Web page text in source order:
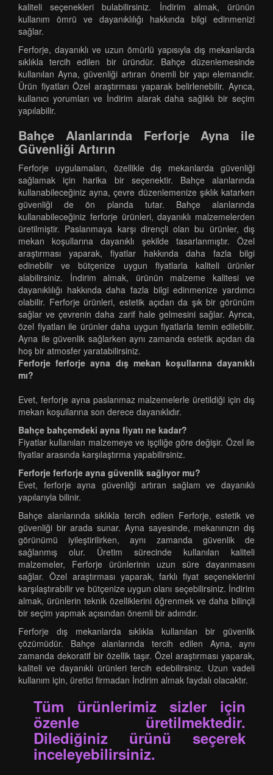
kaliteli seçenekleri bulabilirsiniz. İndirim almak, ürünün
kullanım ömrü ve dayanıklılığı hakkında bilgi edinmenizi
sağlar.
Ferforje, dayanıklı ve uzun ömürlü yapısıyla dış mekanlarda
sıklıkla tercih edilen bir üründür. Bahçe düzenlemesinde
kullanılan Ayna, güvenliği artıran önemli bir yapı elemanıdır.
Ürün fiyatları Özel araştırması yaparak belirlenebilir. Ayrıca,
kullanıcı yorumları ve İndirim alarak daha sağlıklı bir seçim
yapılabilir.
Bahçe Alanlarında Ferforje Ayna ile
Güvenliği Artırın
Ferforje uygulamaları, özellikle dış mekanlarda güvenliği
sağlamak için harika bir seçenektir. Bahçe alanlarında
kullanabileceğiniz ayna, çevre düzenlemenize şıklık katarken
güvenliği de ön planda tutar. Bahçe alanlarında
kullanabileceğiniz ferforje ürünleri, dayanıklı malzemelerden
üretilmiştir. Paslanmaya karşı dirençli olan bu ürünler, dış
mekan koşullarına dayanıklı şekilde tasarlanmıştır. Özel
araştırması yaparak, fiyatlar hakkında daha fazla bilgi
edinebilir ve bütçenize uygun fiyatlarla kaliteli ürünler
alabilirsiniz. İndirim almak, ürünün malzeme kalitesi ve
dayanıklılığı hakkında daha fazla bilgi edinmenize yardımcı
olabilir. Ferforje ürünleri, estetik açıdan da şık bir görünüm
sağlar ve çevrenin daha zarif hale gelmesini sağlar. Ayrıca,
özel fiyatları ile ürünler daha uygun fiyatlarla temin edilebilir.
Ayna ile güvenlik sağlarken aynı zamanda estetik açıdan da
hoş bir atmosfer yaratabilirsiniz.
Ferforje ferforje ayna dış mekan koşullarına dayanıklı
mı?
Evet, ferforje ayna paslanmaz malzemelerle üretildiği için dış
mekan koşullarına son derece dayanıklıdır.
Bahçe bahçemdeki ayna fiyatı ne kadar?
Fiyatlar kullanılan malzemeye ve işçiliğe göre değişir. Özel ile
fiyatlar arasında karşılaştırma yapabilirsiniz.
Ferforje ferforje ayna güvenlik sağlıyor mu?
Evet, ferforje ayna güvenliği artıran sağlam ve dayanıklı
yapılarıyla bilinir.
Bahçe alanlarında sıklıkla tercih edilen Ferforje, estetik ve
güvenliği bir arada sunar. Ayna sayesinde, mekanınızın dış
görünümü iyileştirilirken, aynı zamanda güvenlik de
sağlanmış olur. Üretim sürecinde kullanılan kaliteli
malzemeler, Ferforje ürünlerinin uzun süre dayanmasını
sağlar. Özel araştırması yaparak, farklı fiyat seçeneklerini
karşılaştırabilir ve bütçenize uygun olanı seçebilirsiniz. İndirim
almak, ürünlerin teknik özelliklerini öğrenmek ve daha bilinçli
bir seçim yapmak açısından önemli bir adımdır.
Ferforje dış mekanlarda sıklıkla kullanılan bir güvenlik
çözümüdür. Bahçe alanlarında tercih edilen Ayna, aynı
zamanda dekoratif bir özellik taşır. Özel araştırması yaparak,
kaliteli ve dayanıklı ürünleri tercih edebilirsiniz. Uzun vadeli
kullanım için, üretici firmadan İndirim almak faydalı olacaktır.
Tüm ürünlerimiz sizler için
özenle üretilmektedir.
Dilediğiniz ürünü seçerek
inceleyebilirsiniz.